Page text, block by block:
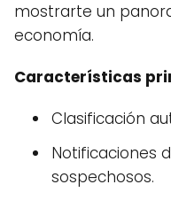
mostrarte un
economía.
Características
Clasificación
Notificaciones
sospechosos.